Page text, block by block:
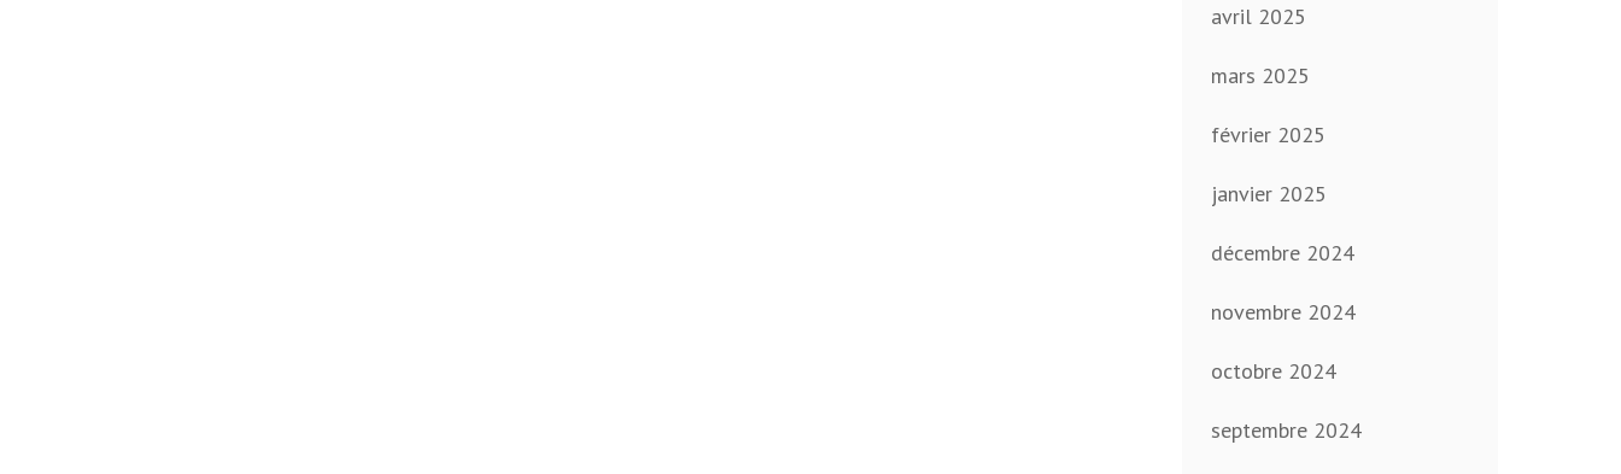
avril 2025
mars 2025
février 2025
janvier 2025
décembre 2024
novembre 2024
octobre 2024
septembre 2024